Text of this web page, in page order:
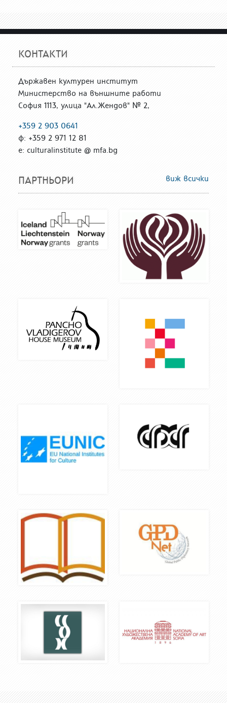
КОНТАКТИ
Държавен културен институт
Министерство на външните работи
София 1113, улица "Ал.Жендов" № 2,
+359 2 903 0641
ф: +359 2 971 12 81
е: culturalinstitute @ mfa.bg
ПАРТНЬОРИ виж всички